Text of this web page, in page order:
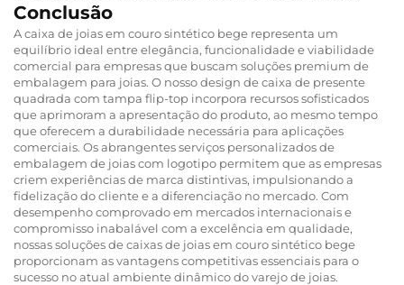
Conclusão
A caixa de joias em couro sintético bege representa um
equilíbrio ideal entre elegância, funcionalidade e viabilidade
comercial para empresas que buscam soluções premium de
embalagem para joias. O nosso design de caixa de presente
quadrada com tampa flip-top incorpora recursos sofisticados
que aprimoram a apresentação do produto, ao mesmo tempo
que oferecem a durabilidade necessária para aplicações
comerciais. Os abrangentes serviços personalizados de
embalagem de joias com logotipo permitem que as empresas
criem experiências de marca distintivas, impulsionando a
fidelização do cliente e a diferenciação no mercado. Com
desempenho comprovado em mercados internacionais e
compromisso inabalável com a excelência em qualidade,
nossas soluções de caixas de joias em couro sintético bege
proporcionam as vantagens competitivas essenciais para o
sucesso no atual ambiente dinâmico do varejo de joias.